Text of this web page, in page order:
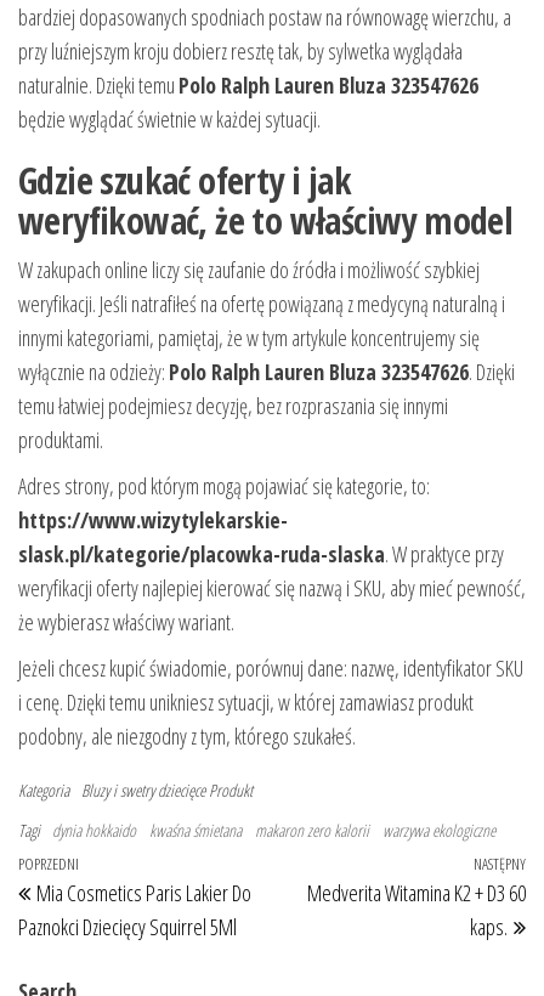
bardziej dopasowanych spodniach postaw na równowagę wierzchu, a
przy luźniejszym kroju dobierz resztę tak, by sylwetka wyglądała
naturalnie. Dzięki temu Polo Ralph Lauren Bluza 323547626
będzie wyglądać świetnie w każdej sytuacji.
Gdzie szukać oferty i jak
weryfikować, że to właściwy model
W zakupach online liczy się zaufanie do źródła i możliwość szybkiej
weryfikacji. Jeśli natrafiłeś na ofertę powiązaną z medycyną naturalną i
innymi kategoriami, pamiętaj, że w tym artykule koncentrujemy się
wyłącznie na odzieży: Polo Ralph Lauren Bluza 323547626. Dzięki
temu łatwiej podejmiesz decyzję, bez rozpraszania się innymi
produktami.
Adres strony, pod którym mogą pojawiać się kategorie, to:
https://www.wizytylekarskie-
slask.pl/kategorie/placowka-ruda-slaska. W praktyce przy
weryfikacji oferty najlepiej kierować się nazwą i SKU, aby mieć pewność,
że wybierasz właściwy wariant.
Jeżeli chcesz kupić świadomie, porównuj dane: nazwę, identyfikator SKU
i cenę. Dzięki temu unikniesz sytuacji, w której zamawiasz produkt
podobny, ale niezgodny z tym, którego szukałeś.
Kategoria Bluzy i swetry dziecięce Produkt
Tagi dynia hokkaido kwaśna śmietana makaron zero kalorii warzywa ekologiczne
Nawigacja wpisu
Poprzedni wpis
POPRZEDNI
Mia Cosmetics Paris Lakier Do
Paznokci Dziecięcy Squirrel 5Ml
NASTĘPNY
Medverita Witamina K2 + D3 60
kaps.